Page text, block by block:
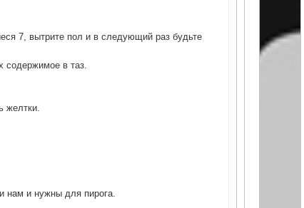
7, вытрите пол и в следующий раз будьте
содержимое в таз.
желтки.
нам и нужны для пирога.